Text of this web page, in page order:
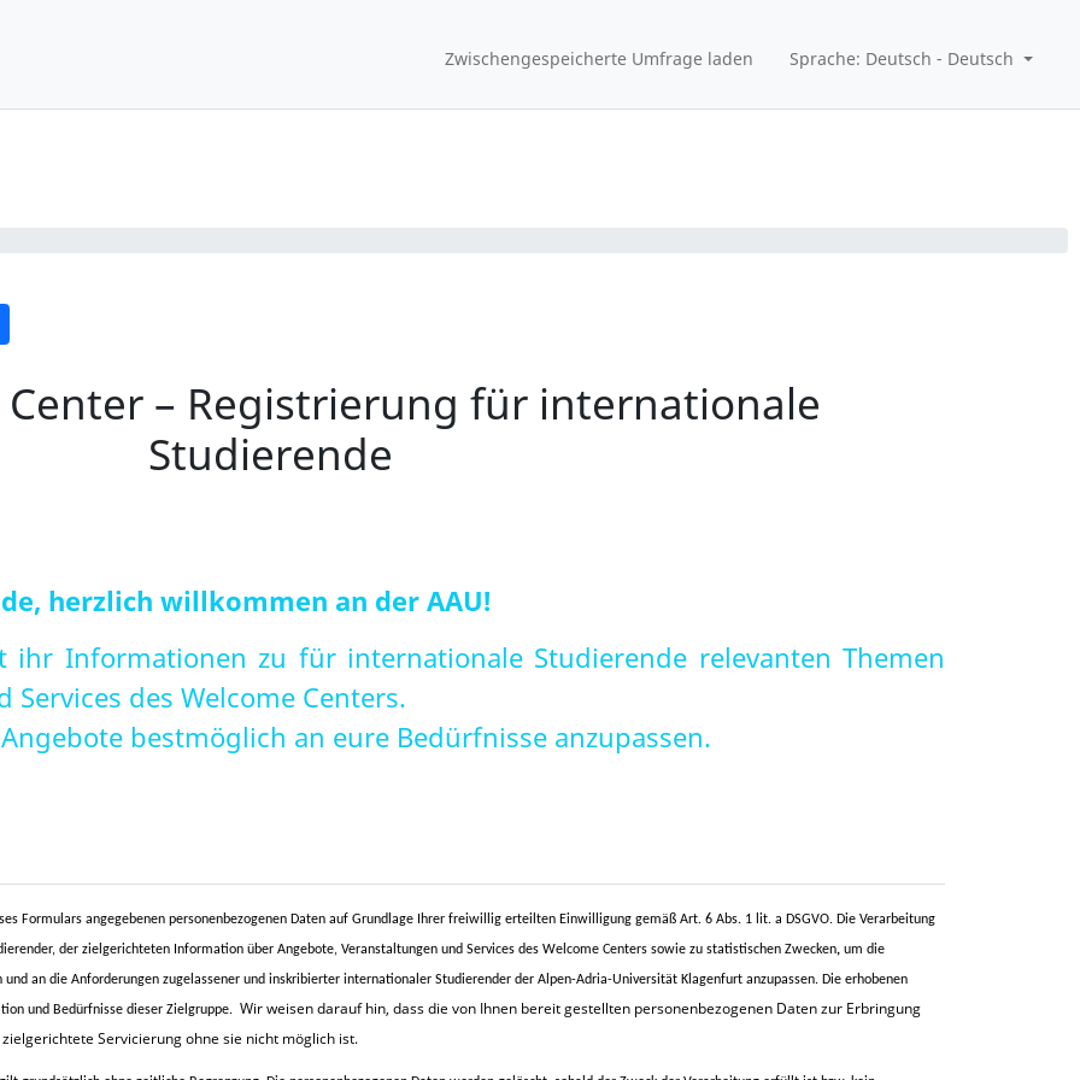
Zwischengespeicherte Umfrage laden Sprache: Deutsch - Deutsch
Center – Registrierung für internationale
Studierende
herzlich willkommen an der AAU!
Informationen zu für internationale Studierende relevanten Themen
des Welcome Centers.
bestmöglich an eure Bedürfnisse anzupassen.
Formulars angegebenen personenbezogenen Daten auf Grundlage Ihrer freiwillig erteilten Einwilligung gemäß Art. 6 Abs. 1 lit. a DSGVO. Die Verarbeitung
, der zielgerichteten Information über Angebote, Veranstaltungen und Services des Welcome Centers sowie zu statistischen Zwecken, um die
an die Anforderungen zugelassener und inskribierter internationaler Studierender der Alpen-Adria-Universität Klagenfurt anzupassen. Die erhobenen
und Bedürfnisse dieser Zielgruppe. Wir weisen darauf hin, dass die von Ihnen bereit gestellten personenbezogenen Daten zur Erbringung
Servicierung ohne sie nicht möglich ist.